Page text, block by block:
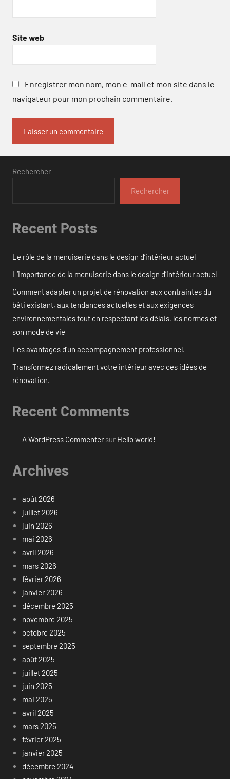
Site web
Enregistrer mon nom, mon e-mail et mon site dans le
navigateur pour mon prochain commentaire.
Rechercher
Rechercher
Recent Posts
Le rôle de la menuiserie dans le design d’intérieur actuel
L’importance de la menuiserie dans le design d’intérieur actuel
Comment adapter un projet de rénovation aux contraintes du
bâti existant, aux tendances actuelles et aux exigences
environnementales tout en respectant les délais, les normes et
son mode de vie
Les avantages d’un accompagnement professionnel.
Transformez radicalement votre intérieur avec ces idées de
rénovation.
Recent Comments
A WordPress Commentersur Hello world!
Archives
août 2026
juillet 2026
juin 2026
mai 2026
avril 2026
mars 2026
février 2026
janvier 2026
décembre 2025
novembre 2025
octobre 2025
septembre 2025
août 2025
juillet 2025
juin 2025
mai 2025
avril 2025
mars 2025
février 2025
janvier 2025
décembre 2024